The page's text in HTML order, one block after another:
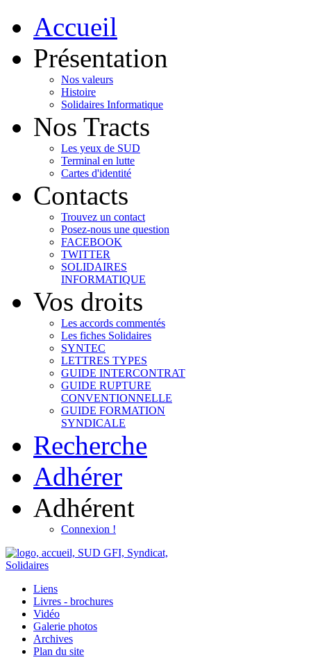
Accueil
Présentation
Nos valeurs
Histoire
Solidaires Informatique
Nos Tracts
Les yeux de SUD
Terminal en lutte
Cartes d'identité
Contacts
Trouvez un contact
Posez-nous une question
FACEBOOK
TWITTER
SOLIDAIRES
INFORMATIQUE
Vos droits
Les accords commentés
Les fiches Solidaires
SYNTEC
LETTRES TYPES
GUIDE INTERCONTRAT
GUIDE RUPTURE
CONVENTIONNELLE
GUIDE FORMATION
SYNDICALE
Recherche
Adhérer
Adhérent
Connexion !
Liens
Livres - brochures
Vidéo
Galerie photos
Archives
Plan du site